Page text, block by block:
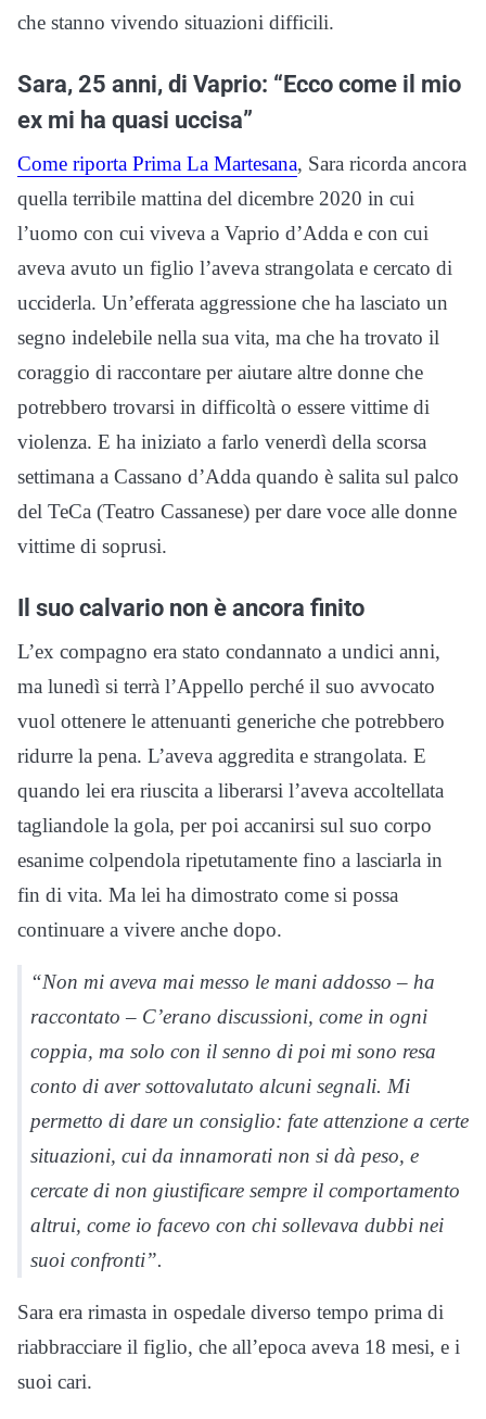
che stanno vivendo situazioni difficili.
Sara, 25 anni, di Vaprio: “Ecco come il mio
ex mi ha quasi uccisa”
Come riporta Prima La Martesana, Sara ricorda ancora
quella terribile mattina del dicembre 2020 in cui
l’uomo con cui viveva a Vaprio d’Adda e con cui
aveva avuto un figlio l’aveva strangolata e cercato di
ucciderla. Un’efferata aggressione che ha lasciato un
segno indelebile nella sua vita, ma che ha trovato il
coraggio di raccontare per aiutare altre donne che
potrebbero trovarsi in difficoltà o essere vittime di
violenza. E ha iniziato a farlo venerdì della scorsa
settimana a Cassano d’Adda quando è salita sul palco
del TeCa (Teatro Cassanese) per dare voce alle donne
vittime di soprusi.
Il suo calvario non è ancora finito
L’ex compagno era stato condannato a undici anni,
ma lunedì si terrà l’Appello perché il suo avvocato
vuol ottenere le attenuanti generiche che potrebbero
ridurre la pena. L’aveva aggredita e strangolata. E
quando lei era riuscita a liberarsi l’aveva accoltellata
tagliandole la gola, per poi accanirsi sul suo corpo
esanime colpendola ripetutamente fino a lasciarla in
fin di vita. Ma lei ha dimostrato come si possa
continuare a vivere anche dopo.
“Non mi aveva mai messo le mani addosso – ha
raccontato – C’erano discussioni, come in ogni
coppia, ma solo con il senno di poi mi sono resa
conto di aver sottovalutato alcuni segnali. Mi
permetto di dare un consiglio: fate attenzione a certe
situazioni, cui da innamorati non si dà peso, e
cercate di non giustificare sempre il comportamento
altrui, come io facevo con chi sollevava dubbi nei
suoi confronti”.
Sara era rimasta in ospedale diverso tempo prima di
riabbracciare il figlio, che all’epoca aveva 18 mesi, e i
suoi cari.